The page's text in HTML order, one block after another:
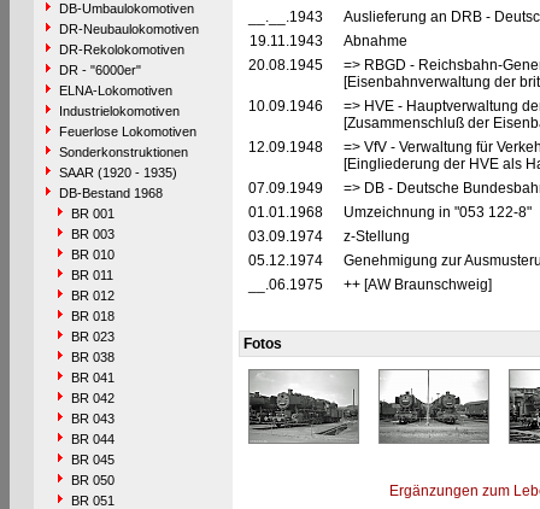
DB-Umbaulokomotiven
DR-Neubaulokomotiven
DR-Rekolokomotiven
DR - "6000er"
ELNA-Lokomotiven
Industrielokomotiven
Feuerlose Lokomotiven
Sonderkonstruktionen
SAAR (1920 - 1935)
DB-Bestand 1968
BR 001
BR 003
BR 010
BR 011
BR 012
BR 018
BR 023
BR 038
BR 041
BR 042
BR 043
BR 044
BR 045
BR 050
BR 051
__.__.1943
Auslieferung an DRB -
19.11.1943
Abnahme
20.08.1945
=> RBGD - Reichsbahn-
[Eisenbahnverwaltung der
10.09.1946
=> HVE - Hauptverwaltung
[Zusammenschluß der
12.09.1948
=> VfV - Verwaltung für
[Eingliederung der HVE als
07.09.1949
=> DB - Deutsche
01.01.1968
Umzeichnung in "053 122-8"
03.09.1974
z-Stellung
05.12.1974
Genehmigung zur
__.06.1975
++ [AW Braunschweig]
Fotos
Ergänzungen zum